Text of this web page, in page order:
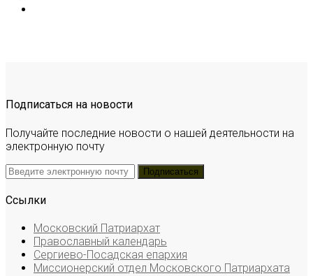
Подписаться на новости
Получайте последние новости о нашей деятельности на
электронную почту
Ссылки
Московский Патриархат
Православный календарь
Сергиево-Посадская епархия
Миссионерский отдел Московского Патриархата